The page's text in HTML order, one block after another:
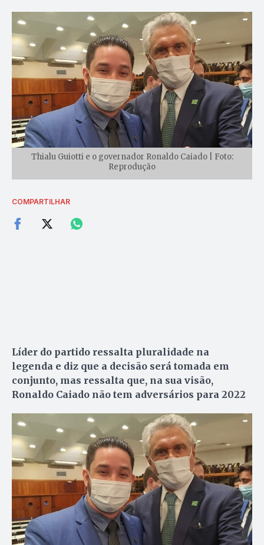
Thialu Guiotti e o governador Ronaldo Caiado | Foto:
Reprodução
COMPARTILHAR
Líder do partido ressalta pluralidade na
legenda e diz que a decisão será tomada em
conjunto, mas ressalta que, na sua visão,
Ronaldo Caiado não tem adversários para 2022